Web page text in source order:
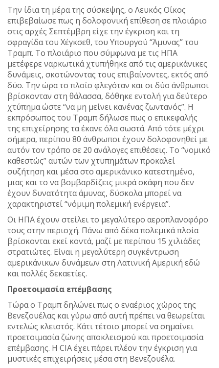
Την ίδια τη μέρα της σύσκεψης, ο Λευκός Οίκος
επιβεβαίωσε πως η δολοφονική επίθεση σε πλοιάριο
στις αρχές Σεπτέμβρη είχε την έγκριση και τη
σφραγίδα του Χέγκσεθ, του Υπουργού “Άμυνας” του
Τραμπ. Το πλοιάριο που σύμφωνα με τις ΗΠΑ
μετέφερε ναρκωτικά χτυπήθηκε από τις αμερικάνικες
δυνάμεις, σκοτώνοντας τους επιβαίνοντες, εκτός από
δύο. Την ώρα το πλοίο φλεγόταν και οι δύο άνθρωποι
βρίσκονταν στη θάλασσα, δόθηκε εντολή για δεύτερο
χτύπημα ώστε “να μη μείνει κανένας ζωντανός”. Η
εκπρόσωπος του Τραμπ δήλωσε πως ο επικεφαλής
της επιχείρησης τα έκανε όλα σωστά. Από τότε μέχρι
σήμερα, περίπου 80 άνθρωποι έχουν δολοφονηθεί με
αυτόν τον τρόπο σε 20 ανάλογες επιθέσεις. Το “νομικό
καθεστώς” αυτών των χτυπημάτων προκαλεί
συζήτηση και μέσα στο αμερικάνικο κατεστημένο,
μιας και το να βομβαρδίζεις μικρά σκάφη που δεν
έχουν δυνατότητα άμυνας, δύσκολα μπορεί να
χαρακτηριστεί “νόμιμη πολεμική ενέργεια”.
Οι ΗΠΑ έχουν στείλει το μεγαλύτερο αεροπλανοφόρο
τους στην περιοχή. Πάνω από δέκα πολεμικά πλοία
βρίσκονται εκεί κοντά, μαζί με περίπου 15 χιλιάδες
στρατιώτες. Είναι η μεγαλύτερη συγκέντρωση
αμερικάνικων δυνάμεων στη Λατινική Αμερική εδώ
και πολλές δεκαετίες.
Προετοιμασία επέμβασης
Τώρα ο Τραμπ δηλώνει πως ο εναέριος χώρος της
Βενεζουέλας και γύρω από αυτή πρέπει να θεωρείται
εντελώς κλειστός. Κάτι τέτοιο μπορεί να σημαίνει
προετοιμασία ζώνης αποκλεισμού και προετοιμασία
επέμβασης. Η CIA έχει πάρει πλέον την έγκριση για
μυστικές επιχειρήσεις μέσα στη Βενεζουέλα.